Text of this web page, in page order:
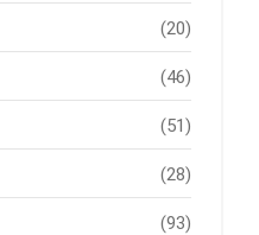
(20)
(46)
(51)
(28)
(93)